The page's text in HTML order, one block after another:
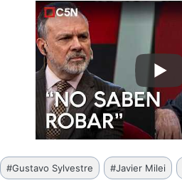
Etiquetas
de
#Gustavo Sylvestre #Javier Milei